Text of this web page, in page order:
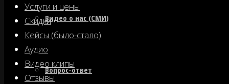
Видео о нас (СМИ)
Вопрос-ответ
Услуги и цены
Скидки
Кейсы (было-стало)
Аудио
Видео клипы
Отзывы